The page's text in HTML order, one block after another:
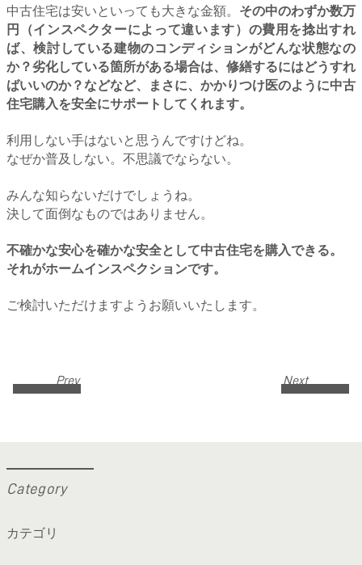
中古住宅は安いといっても大きな金額。 その中のわずか数万
円（インスペクターによって違います）の費用を捻出すれ
ば、検討している建物のコンディションがどんな状態なの
か？劣化している箇所がある場合は、修繕するにはどうすれ
ばいいのか？などなど、まさに、かかりつけ医のように中古
住宅購入を安全にサポートしてくれます。
利用しない手はないと思うんですけどね。
なぜか普及しない。不思議でならない。
みんな知らないだけでしょうね。
決して面倒なものではありません。
不確かな安心を確かな安全として中古住宅を購入できる。
それがホームインスペクションです。
ご検討いただけますようお願いいたします。
Prev Next
Category
カテゴリ